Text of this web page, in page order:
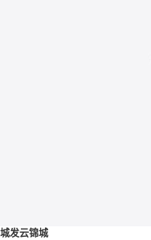
城发云锦城